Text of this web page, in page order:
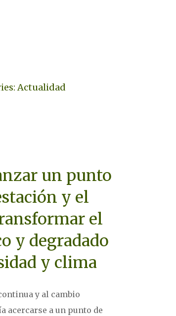
Actualidad
un punto
y el
el
y degradado
y clima
y al cambio
acercarse a un punto de